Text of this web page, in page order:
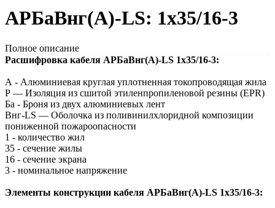
АРБаВнг(A)-LS: 1х35/16-3
Полное описание
Расшифровка кабеля АРБаВнг(A)-LS 1х35/16-3:
А - Алюминиевая круглая уплотненная токопроводящая жила
Р — Изоляция из сшитой этиленпропиленовой резины (EPR)
Ба - Броня из двух алюминиевых лент
Внг-LS — Оболочка из поливинилхлоридной композиции
пониженной пожароопасности
1 - количество жил
35 - сечение жилы
16 - сечение экрана
3 - номинальное напряжение
Элементы конструкции кабеля АРБаВнг(A)-LS 1х35/16-3: